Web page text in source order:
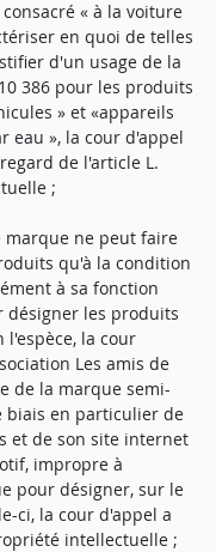
« à la voiture
en quoi de telles
d'un usage de la
386 pour les produits
» et «appareils
eau », la cour d'appel
de l'article L.
;
marque ne peut faire
qu'à la condition
à sa fonction
désigner les produits
l'espèce, la cour
Les amis de
de la marque semi-
biais en particulier de
et de son site internet
impropre à
pour désigner, sur le
ci, la cour d'appel a
intellectuelle ;